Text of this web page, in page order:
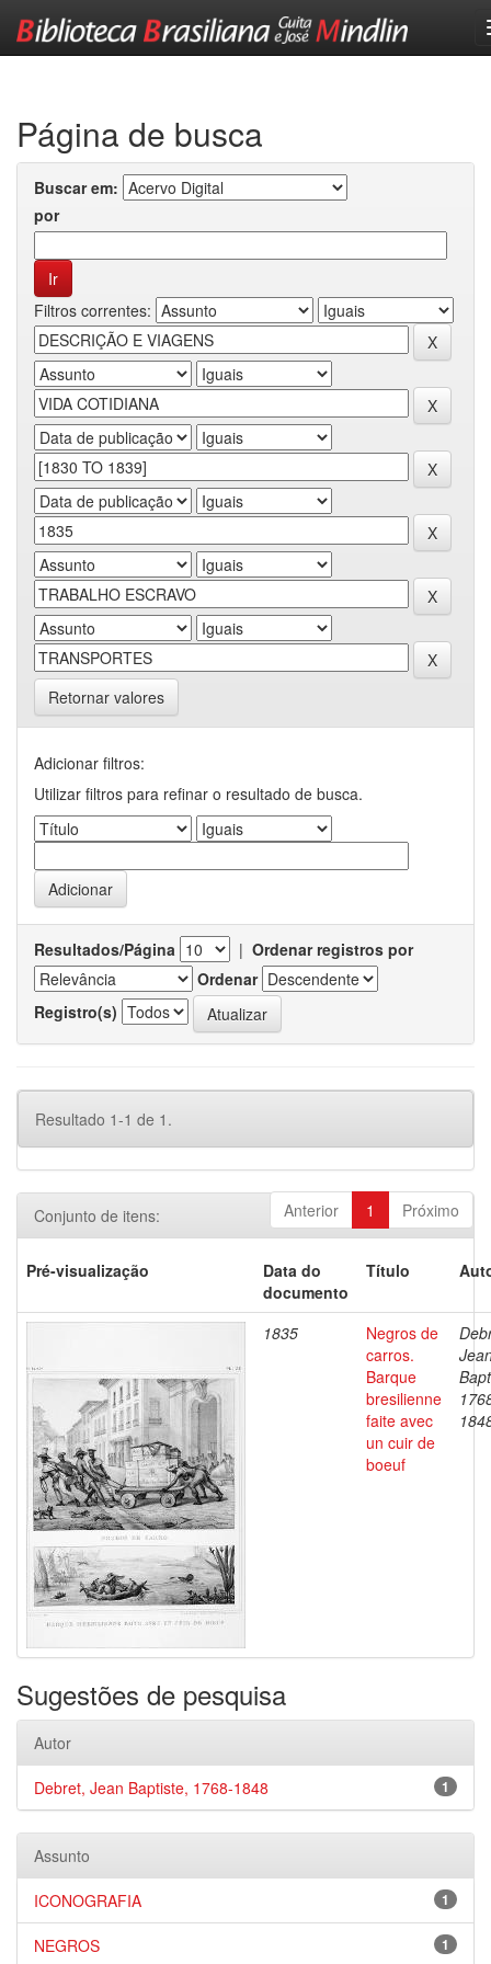
Página de busca
Buscar em:
por
Filtros correntes:
Retornar valores
Adicionar filtros:
Utilizar filtros para refinar o resultado de busca.
Resultados/Página | Ordenar registros por
Ordenar
Registro(s)
Resultado 1-1 de 1.
Anterior 1 Próximo
Conjunto de itens:
Pré-visualização
Data do
documento
Título
1835
Negros de
carros.
Barque
bresilienne
faite avec
un cuir de
boeuf
Sugestões de pesquisa
Autor
1
Debret, Jean Baptiste, 1768-1848
Assunto
1
ICONOGRAFIA
1
NEGROS